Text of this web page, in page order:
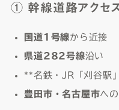
① 幹線道路アクセ
国道1号線から近接
県道282号線沿い
**名鉄・JR「刈谷駅
豊田市・名古屋市へ